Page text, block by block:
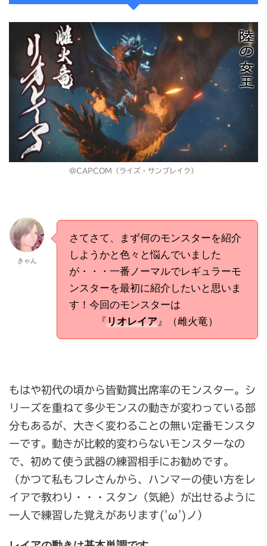
@CAPCOM（ライズ・サンブレイク）
きゃん
さてさて、まず何のモンスターを紹介
しようかと色々と悩んでいました
が・・・一番ノーマルでレギュラーモ
ンスターを最初に紹介したいと思いま
す！今回のモンスターは
『リオレイア』（雌火竜）
もはや初代の頃から皆勤賞出席率のモンスター。シ
リーズを重ねて多少モンスの動きが変わっている部
分もあるが、大きく変わることの無い定番モンスタ
ーです。動きが比較的変わらないモンスターなの
で、初めて使う武器の練習相手にお勧めです。
（かつて私もフレさんから、ハンマーの使い方をレ
イアで教わり・・・スタン（気絶）が出せるように
一人で練習した覚えがあります('ω')ノ）